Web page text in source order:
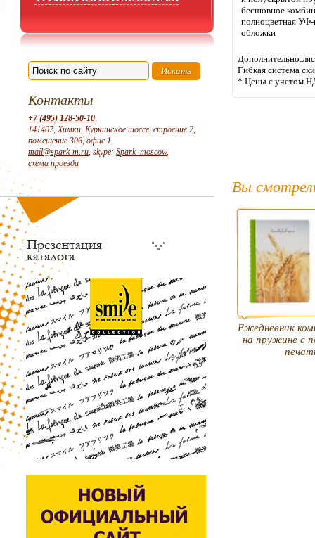
Контакты
+7 (495) 128-50-10,
141407, Химки, Куркинское шоссе, строение 2,
помещение 306, офис 1,
mail@spark-m.ru, skype: Spark_moscow,
схема проезда
бесшовное
полноцветная УФ-
обложки
Гибкая система
* Цены с учетом
Вы
Ежедневник
на пружине с